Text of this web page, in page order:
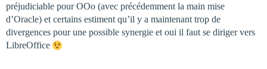
préjudiciable pour OOo (avec précédemment la main mise
d’Oracle) et certains estiment qu’il y a maintenant trop de
divergences pour une possible synergie et oui il faut se diriger vers
LibreOffice